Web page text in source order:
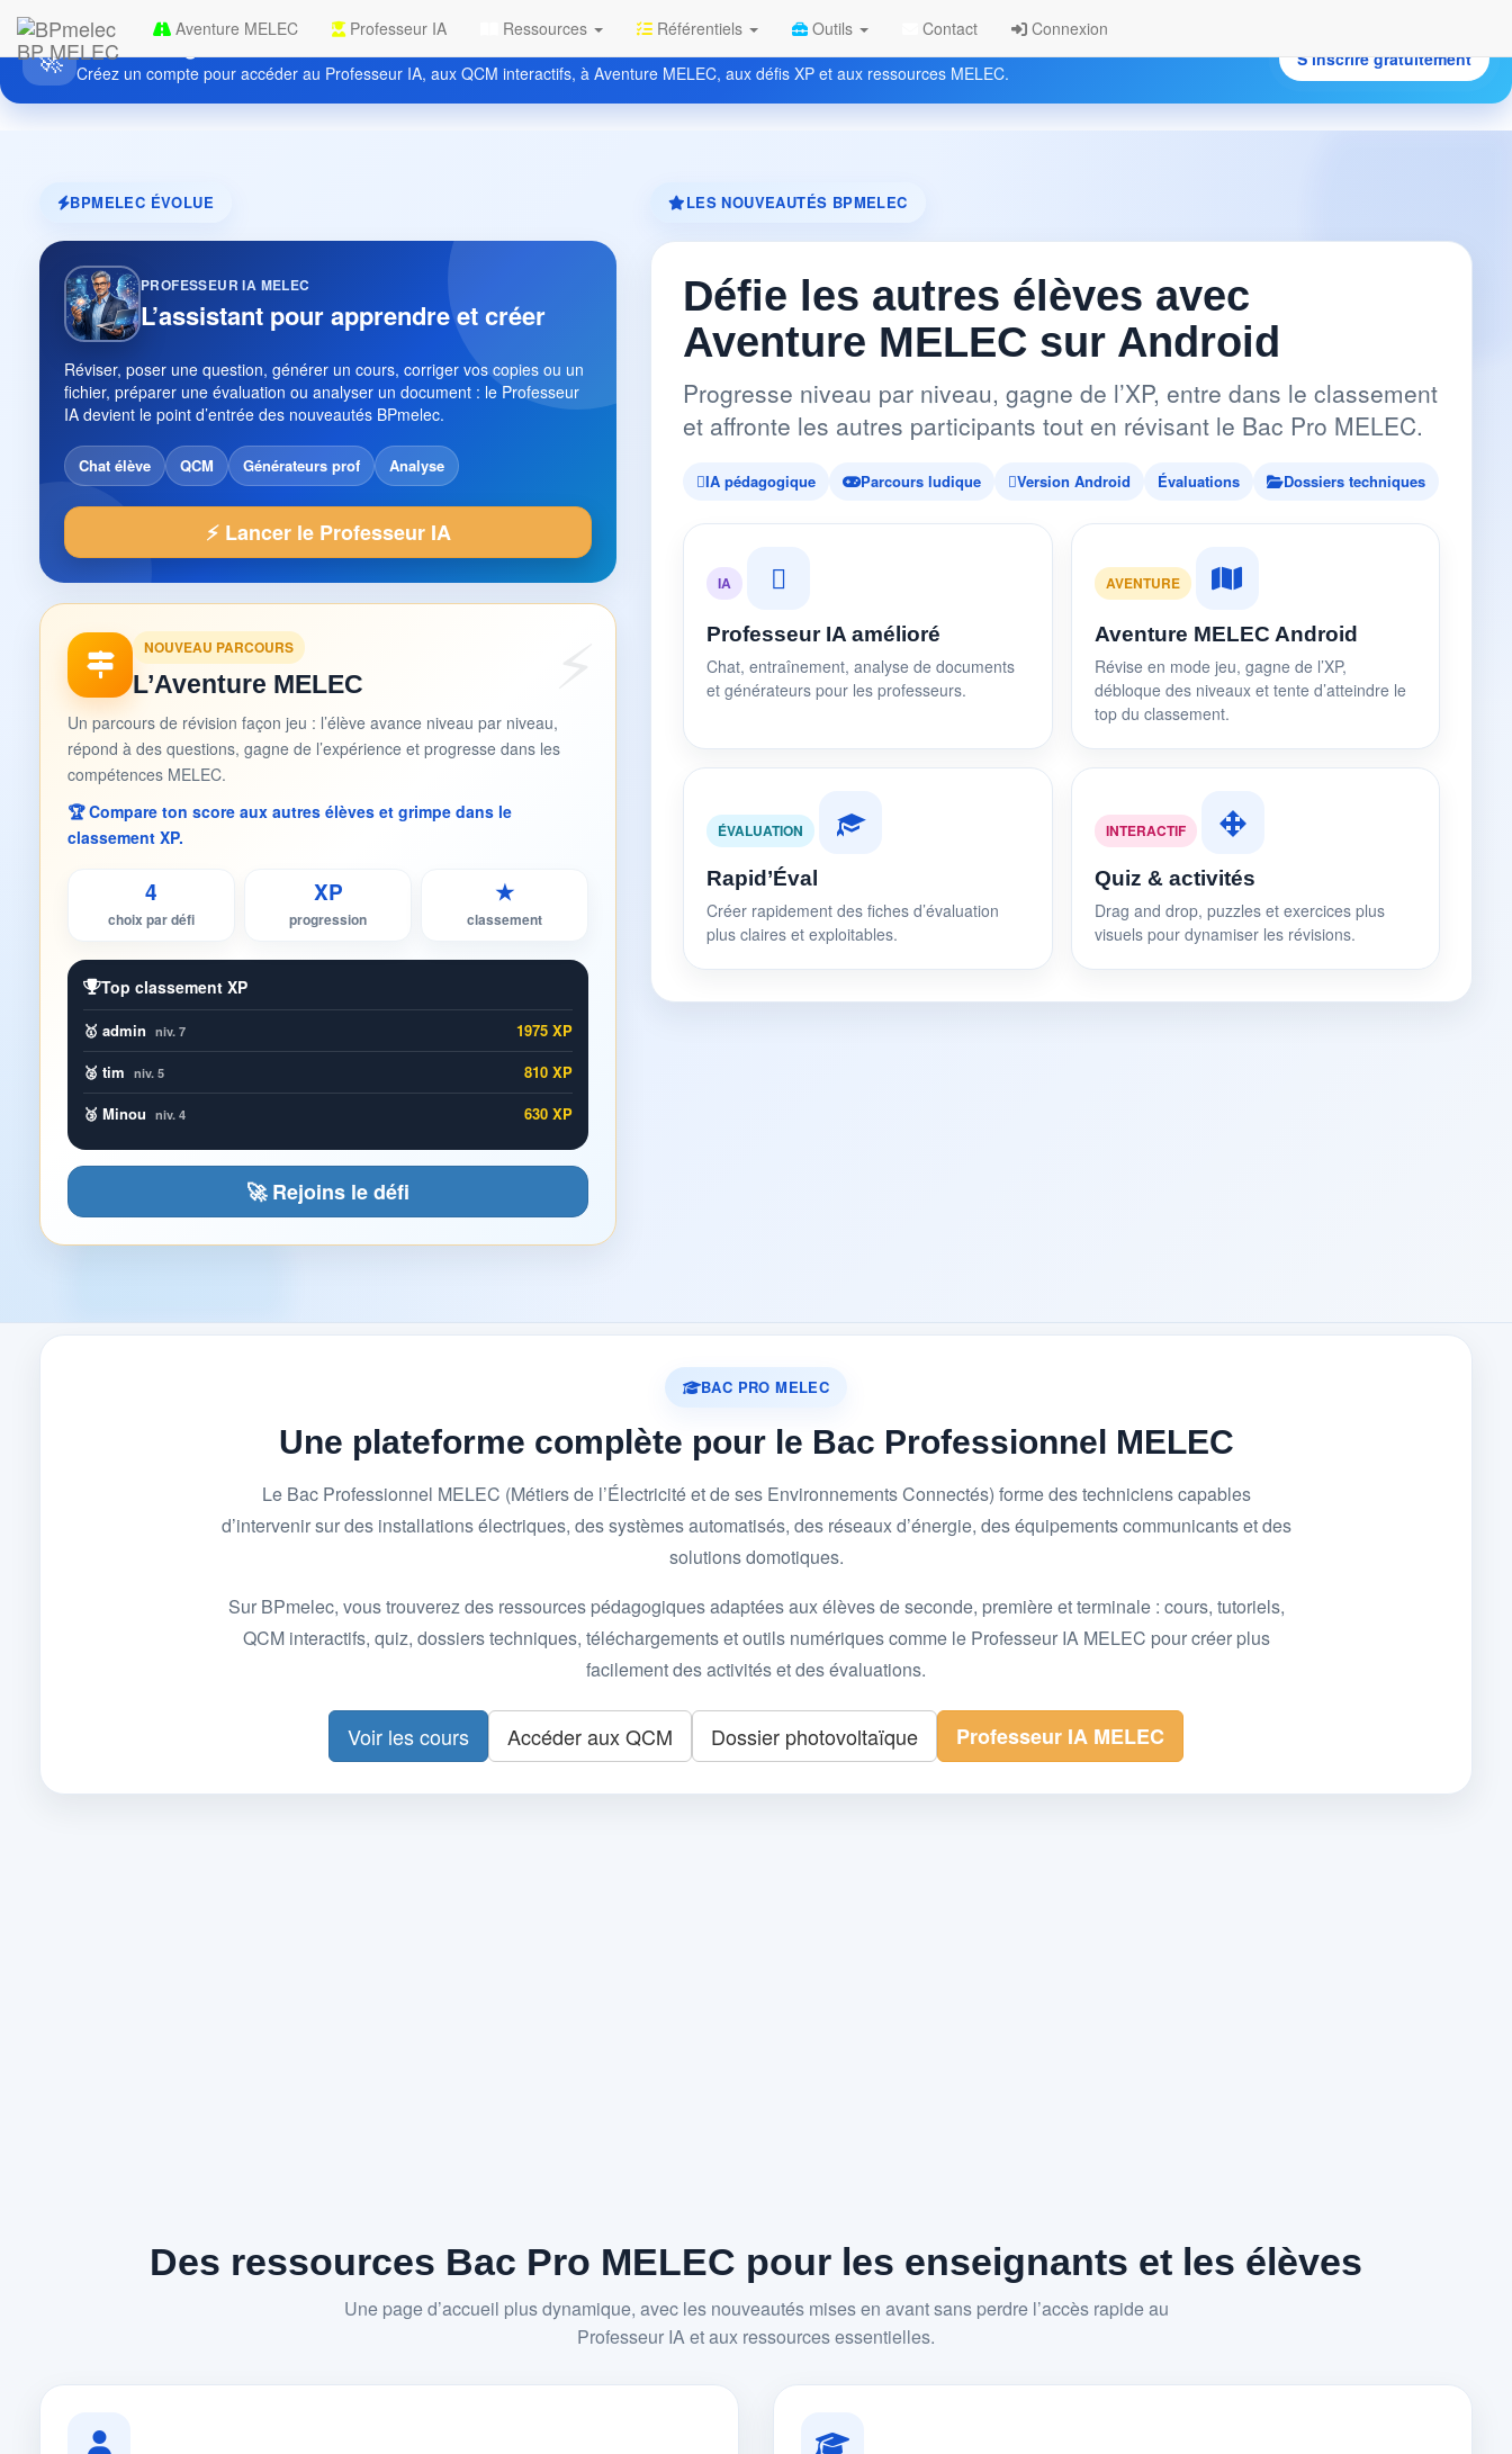
BP MELEC
Aventure MELEC Professeur IA Ressources Référentiels Outils Contact Connexion
🚀 Découvrez gratuitement BPmelec
Créez un compte pour accéder au Professeur IA, aux QCM interactifs, à Aventure MELEC, aux défis XP et aux ressources MELEC.
S’inscrire gratuitement
BPMELEC ÉVOLUE
PROFESSEUR IA MELEC
L’assistant pour apprendre et créer
Réviser, poser une question, générer un cours, corriger vos copies ou un
fichier, préparer une évaluation ou analyser un document : le Professeur
IA devient le point d’entrée des nouveautés BPmelec.
Chat élève QCM Générateurs prof Analyse
⚡ Lancer le Professeur IA
NOUVEAU PARCOURS
L’Aventure MELEC
Un parcours de révision façon jeu : l’élève avance niveau par niveau,
répond à des questions, gagne de l’expérience et progresse dans les
compétences MELEC.
🏆 Compare ton score aux autres élèves et grimpe dans le
classement XP.
4
choix par défi
XP
progression
★
classement
Top classement XP
🥇 admin niv. 7
1975 XP
🥈 tim niv. 5
810 XP
🥉 Minou niv. 4 630 XP
🚀 Rejoins le défi
LES NOUVEAUTÉS BPMELEC
Défie les autres élèves avec
Aventure MELEC sur Android
Progresse niveau par niveau, gagne de l’XP, entre dans le classement
et affronte les autres participants tout en révisant le Bac Pro MELEC.
IA pédagogique Parcours ludique Version Android Évaluations Dossiers techniques
IA
Professeur IA amélioré
Chat, entraînement, analyse de documents
et générateurs pour les professeurs.
AVENTURE
Aventure MELEC Android
Révise en mode jeu, gagne de l’XP,
débloque des niveaux et tente d’atteindre le
top du classement.
ÉVALUATION
Rapid’Éval
Créer rapidement des fiches d’évaluation
plus claires et exploitables.
INTERACTIF
Quiz & activités
Drag and drop, puzzles et exercices plus
visuels pour dynamiser les révisions.
BAC PRO MELEC
Une plateforme complète pour le Bac Professionnel MELEC
Le Bac Professionnel MELEC (Métiers de l’Électricité et de ses Environnements Connectés) forme des techniciens capables
d’intervenir sur des installations électriques, des systèmes automatisés, des réseaux d’énergie, des équipements communicants et des
solutions domotiques.
Sur BPmelec, vous trouverez des ressources pédagogiques adaptées aux élèves de seconde, première et terminale : cours, tutoriels,
QCM interactifs, quiz, dossiers techniques, téléchargements et outils numériques comme le Professeur IA MELEC pour créer plus
facilement des activités et des évaluations.
Voir les cours Accéder aux QCM Dossier photovoltaïque Professeur IA MELEC
Des ressources Bac Pro MELEC pour les enseignants et les élèves
Une page d’accueil plus dynamique, avec les nouveautés mises en avant sans perdre l’accès rapide au
Professeur IA et aux ressources essentielles.